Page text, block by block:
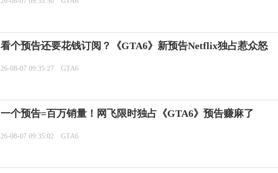
看个预告还要花钱订阅？《GTA6》新预告Netflix独占惹众怒
26-08-07 09:35:27 GTA6
一个预告=百万销量！网飞限时独占《GTA6》预告赚麻了
26-08-07 09:35:02 GTA6